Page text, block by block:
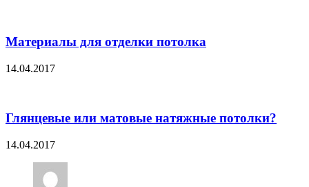
Материалы для отделки потолка
14.04.2017
Глянцевые или матовые натяжные потолки?
14.04.2017